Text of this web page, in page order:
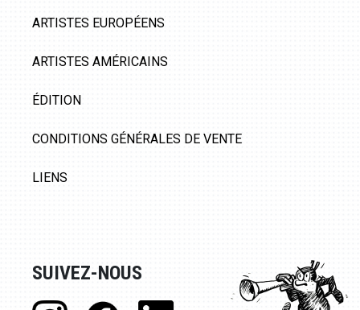
ARTISTES EUROPÉENS
ARTISTES AMÉRICAINS
ÉDITION
CONDITIONS GÉNÉRALES DE VENTE
LIENS
SUIVEZ-NOUS